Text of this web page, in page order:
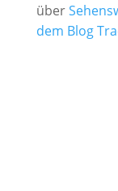
über
dem Blog